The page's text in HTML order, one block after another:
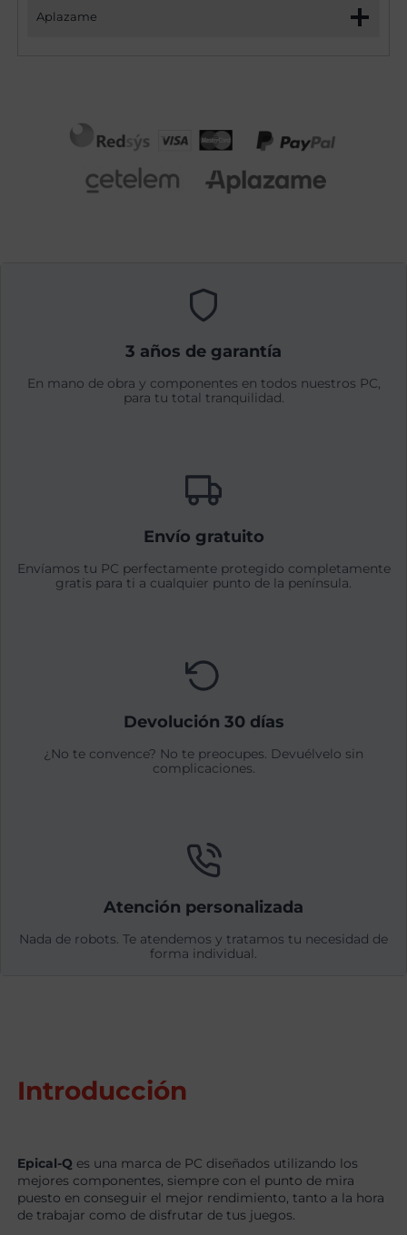
Aplazame
3 años de garantía
En mano de obra y componentes en todos nuestros PC,
para tu total tranquilidad.
Envío gratuito
Envíamos tu PC perfectamente protegido completamente
gratis para ti a cualquier punto de la península.
Devolución 30 días
¿No te convence? No te preocupes. Devuélvelo sin
complicaciones.
Atención personalizada
Nada de robots. Te atendemos y tratamos tu necesidad de
forma individual.
Introducción
Epical-Q es una marca de PC diseñados utilizando los
mejores componentes, siempre con el punto de mira
puesto en conseguir el mejor rendimiento, tanto a la hora
de trabajar como de disfrutar de tus juegos.